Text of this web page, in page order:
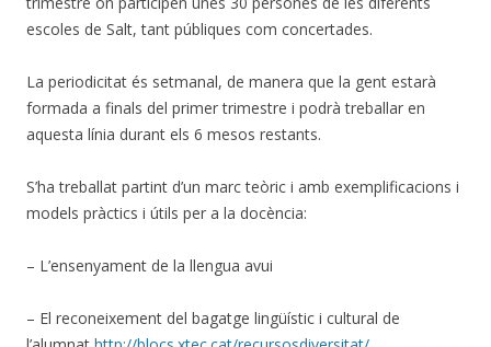
escoles de Salt, tant públiques com concertades.
La periodicitat és setmanal, de manera que la gent estarà
formada a finals del primer trimestre i podrà treballar en
aquesta línia durant els 6 mesos restants.
S’ha treballat partint d’un marc teòric i amb exemplificacions i
models pràctics i útils per a la docència:
– L’ensenyament de la llengua avui
– El reconeixement del bagatge lingüístic i cultural de